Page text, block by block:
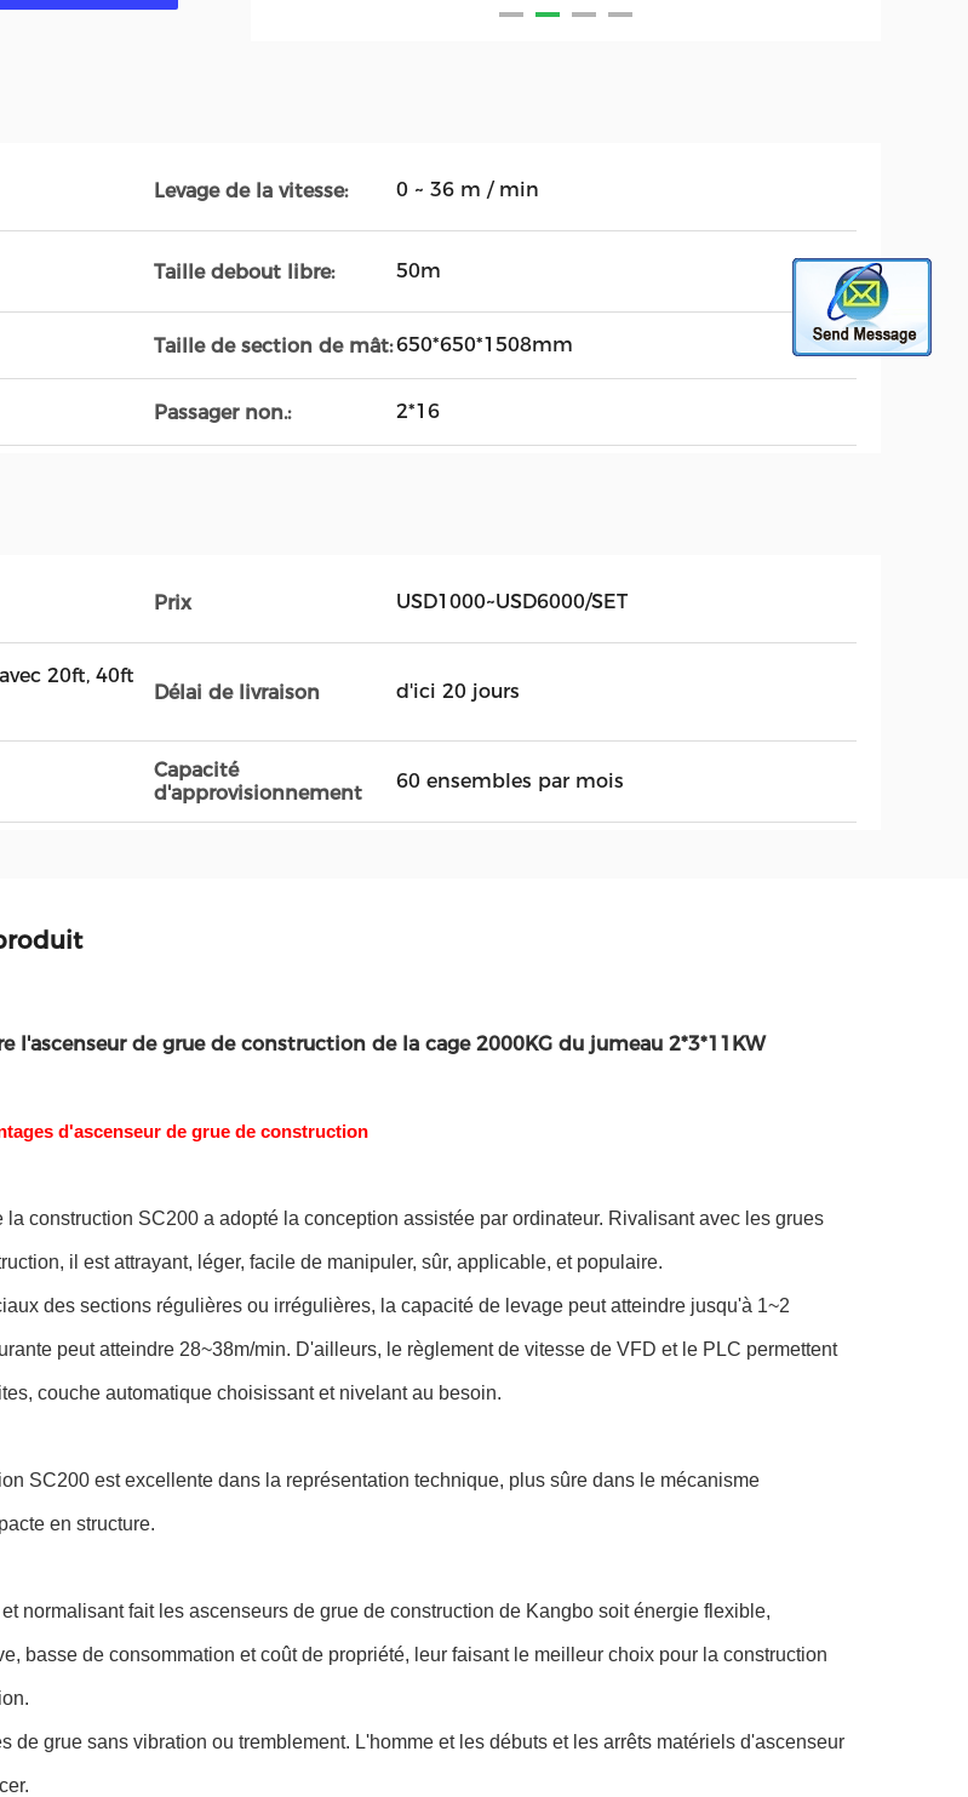
Levage de la vitesse: 0 ~ 36 m / min
Taille debout libre: 50m
Taille de section de mât:650*650*1508mm
Passager non.: 2*16
Prix USD1000~USD6000/SET
20ft, 40ft
Délai de livraison d'ici 20 jours
Capacité
d'approvisionnement
60 ensembles par mois
l'ascenseur de grue de construction de la cage 2000KG du jumeau 2*3*11KW
d'ascenseur de grue de construction
la construction SC200 a adopté la conception assistée par ordinateur. Rivalisant avec les grues
il est attrayant, léger, facile de manipuler, sûr, applicable, et populaire.
des sections régulières ou irrégulières, la capacité de levage peut atteindre jusqu'à 1~2
peut atteindre 28~38m/min. D'ailleurs, le règlement de vitesse de VFD et le PLC permettent
couche automatique choisissant et nivelant au besoin.
SC200 est excellente dans la représentation technique, plus sûre dans le mécanisme
en structure.
normalisant fait les ascenseurs de grue de construction de Kangbo soit énergie flexible,
basse de consommation et coût de propriété, leur faisant le meilleur choix pour la construction
de grue sans vibration ou tremblement. L'homme et les débuts et les arrêts matériels d'ascenseur